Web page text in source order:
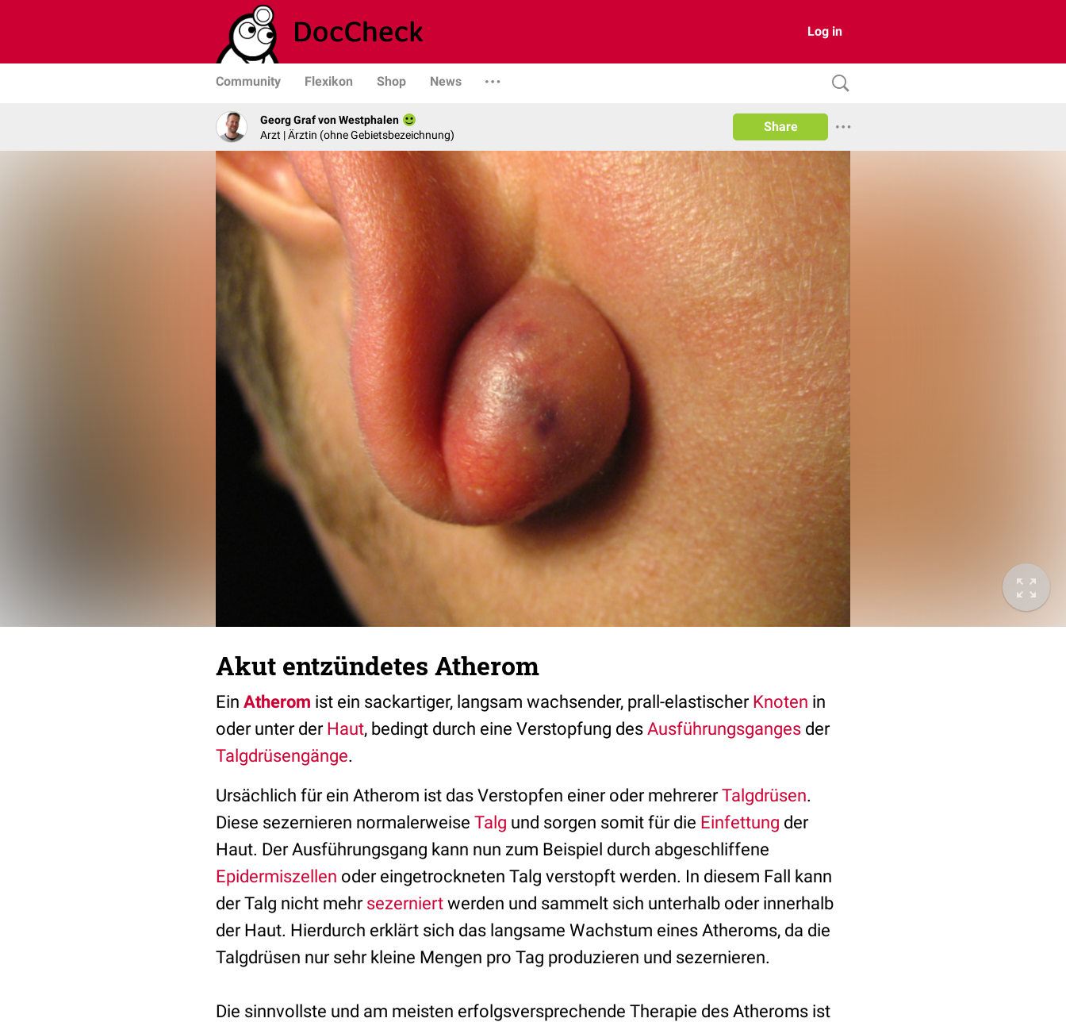
Log in
Community Flexikon Shop News
Georg Graf von Westphalen
Arzt | Ärztin (ohne Gebietsbezeichnung)
Share
Akut entzündetes Atherom
Ein Atherom ist ein sackartiger, langsam wachsender, prall-elastischer Knoten in
oder unter der Haut, bedingt durch eine Verstopfung des Ausführungsganges der
Talgdrüsengänge.
Ursächlich für ein Atherom ist das Verstopfen einer oder mehrererTalgdrüsen.
Diese sezernieren normalerweise Talg und sorgen somit für die Einfettung der
Haut. Der Ausführungsgang kann nun zum Beispiel durch abgeschliffene
Epidermiszellen oder eingetrockneten Talg verstopft werden. In diesem Fall kann
der Talg nicht mehr sezerniert werden und sammelt sich unterhalb oder innerhalb
der Haut. Hierdurch erklärt sich das langsame Wachstum eines Atheroms, da die
Talgdrüsen nur sehr kleine Mengen pro Tag produzieren und sezernieren.
Die sinnvollste und am meisten erfolgsversprechende Therapie des Atheroms ist